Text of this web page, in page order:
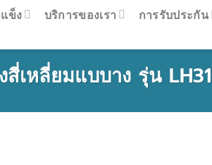
ข็ง บริการของเรา การรับประกัน
สี่เหลี่ยมแบบาง รุ่น